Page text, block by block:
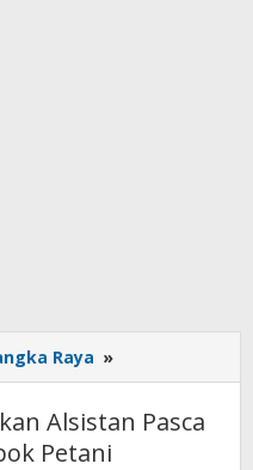
Raya »
Kalteng
Alsistan
Alsistan Pasca
Petani